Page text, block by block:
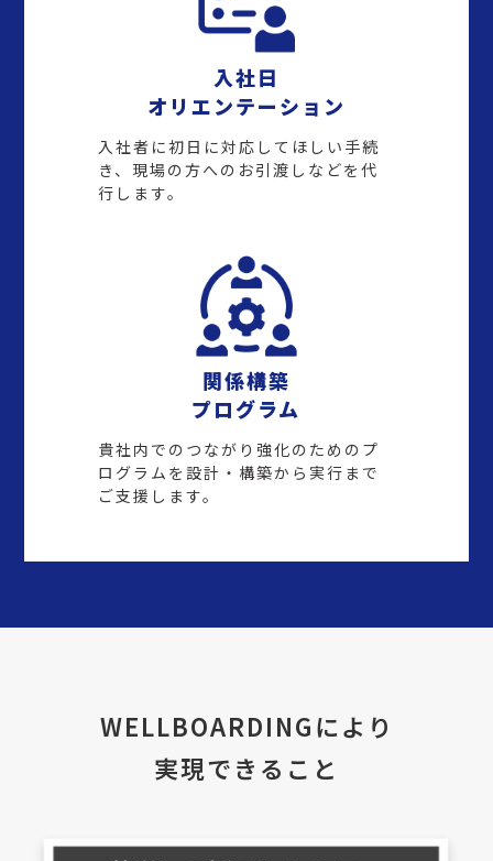
入社日
オリエンテーション
入社者に初日に対応してほしい手続
き、現場の方へのお引渡しなどを代
行します。
関係構築
プログラム
貴社内でのつながり強化のためのプ
ログラムを設計・構築から実行まで
ご支援します。
WELLBOARDINGにより
実現できること